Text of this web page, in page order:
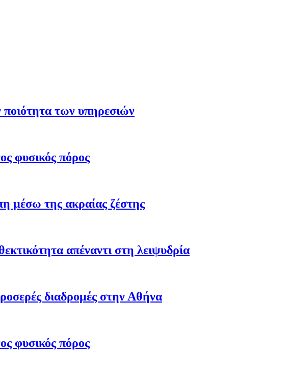
των υπηρεσιών
φυσικός πόρος
μέσω της ακραίας ζέστης
απέναντι στη λειψυδρία
διαδρομές στην Αθήνα
φυσικός πόρος